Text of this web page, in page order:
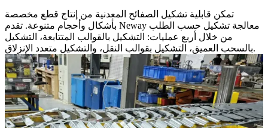
تمكن قابلية تشكيل الصفائح المعدنية من إنتاج قطع مخصصة
بأشكال وأحجام متنوعة. تقدم Neway معالجة تشكيل حسب الطلب
من خلال أربع عمليات: التشكيل بالقوالب المتتابعة، التشكيل
بالسحب العميق، التشكيل بقوالب النقل، والتشكيل متعدد الإنزلاق.